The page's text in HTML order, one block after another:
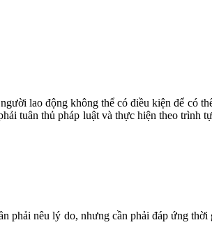
lao động không thể có điều kiện để có
tuân thủ pháp luật và thực hiện theo trình
nêu lý do, nhưng cần phải đáp ứng thời